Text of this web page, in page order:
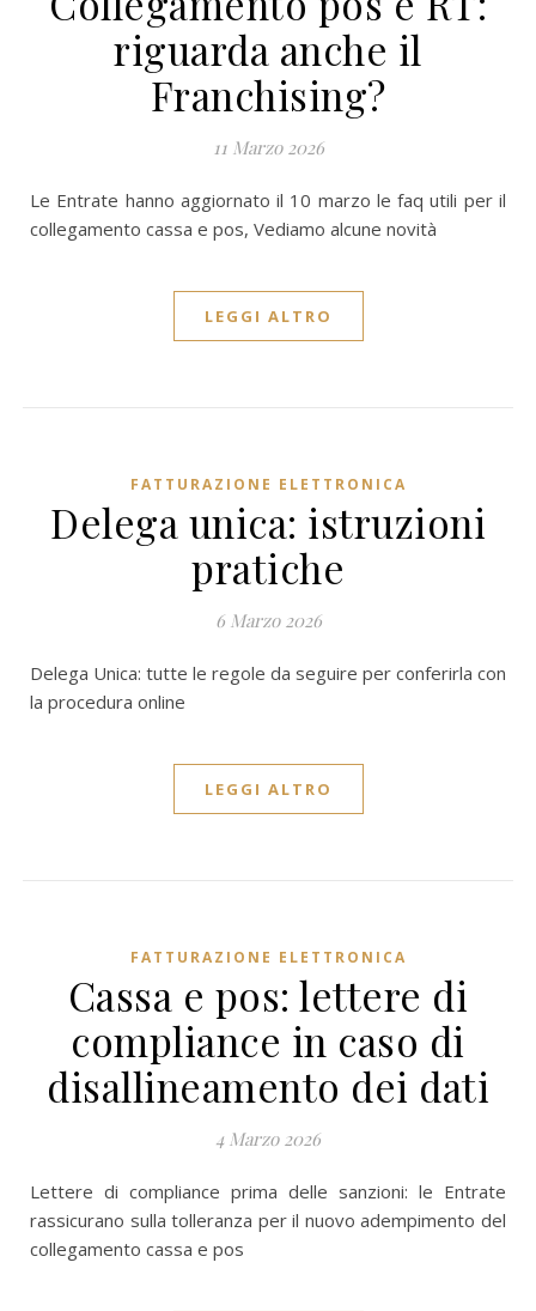
riguarda anche il
Franchising?
11 Marzo 2026
Le Entrate hanno aggiornato il 10 marzo le faq utili per il
collegamento cassa e pos, Vediamo alcune novità
LEGGI ALTRO
FATTURAZIONE ELETTRONICA
Delega unica: istruzioni
pratiche
6 Marzo 2026
Delega Unica: tutte le regole da seguire per conferirla con
la procedura online
LEGGI ALTRO
FATTURAZIONE ELETTRONICA
Cassa e pos: lettere di
compliance in caso di
disallineamento dei dati
4 Marzo 2026
Lettere di compliance prima delle sanzioni: le Entrate
rassicurano sulla tolleranza per il nuovo adempimento del
collegamento cassa e pos